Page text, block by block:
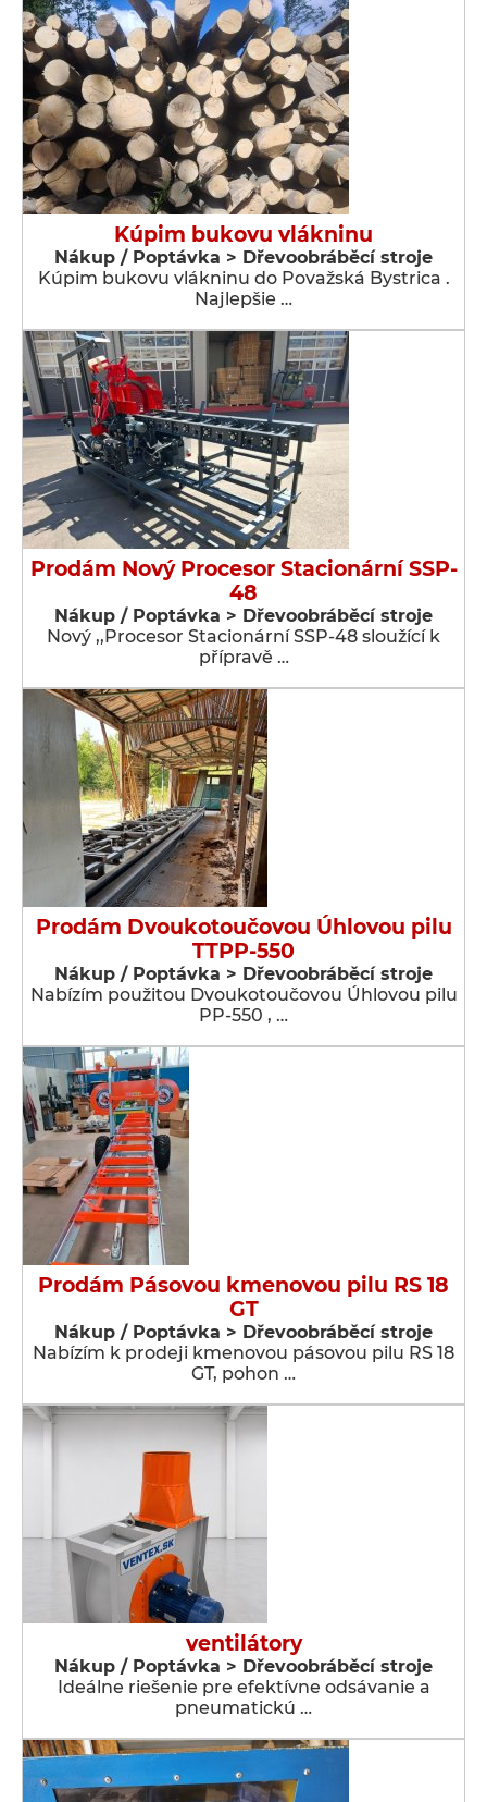
Kúpim bukovu vlákninu
Nákup / Poptávka > Dřevoobráběcí stroje
Kúpim bukovu vlákninu do Považská Bystrica .
Najlepšie …
Prodám Nový Procesor Stacionární SSP-
48
Nákup / Poptávka > Dřevoobráběcí stroje
Nový ,,Procesor Stacionární SSP-48 sloužící k
přípravě …
Prodám Dvoukotoučovou Úhlovou pilu
TTPP-550
Nákup / Poptávka > Dřevoobráběcí stroje
Nabízím použitou Dvoukotoučovou Úhlovou pilu
PP-550 , …
Prodám Pásovou kmenovou pilu RS 18
GT
Nákup / Poptávka > Dřevoobráběcí stroje
Nabízím k prodeji kmenovou pásovou pilu RS 18
GT, pohon …
ventilátory
Nákup / Poptávka > Dřevoobráběcí stroje
Ideálne riešenie pre efektívne odsávanie a
pneumatickú …